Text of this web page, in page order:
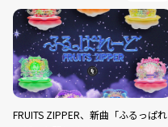
FRUITS ZIPPER、新曲「ふるっぱれ